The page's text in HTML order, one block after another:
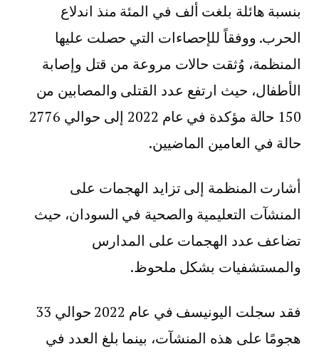
بنسبة هائلة بلغت ألف في المئة منذ اندلاع
الحرب. ووفقاً للإحصاءات التي حصلت عليها
المنظمة، وُثقت حالات مروعة من قتل وإصابة
الأطفال، حيث ارتفع عدد القتلى والمصابين من
150 حالة مؤكدة في عام 2022 إلى حوالي 2776
حالة في العامين الماضيين.
أشارت المنظمة إلى تزايد الهجمات على
المنشآت التعليمية والصحية في السودان، حيث
تضاعف عدد الهجمات على المدارس
والمستشفيات بشكل ملحوظ.
فقد سجلت اليونيسف في عام 2022 حوالي 33
هجومًا على هذه المنشآت، بينما بلغ العدد في